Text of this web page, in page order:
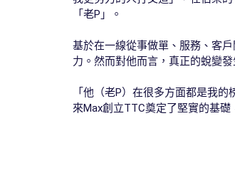
「老P」。
基於在一線從事做單、服務、客
力。然而對他而言，真正的蛻變
「他（老P）在很多方面都是我
來Max創立TTC奠定了堅實的基